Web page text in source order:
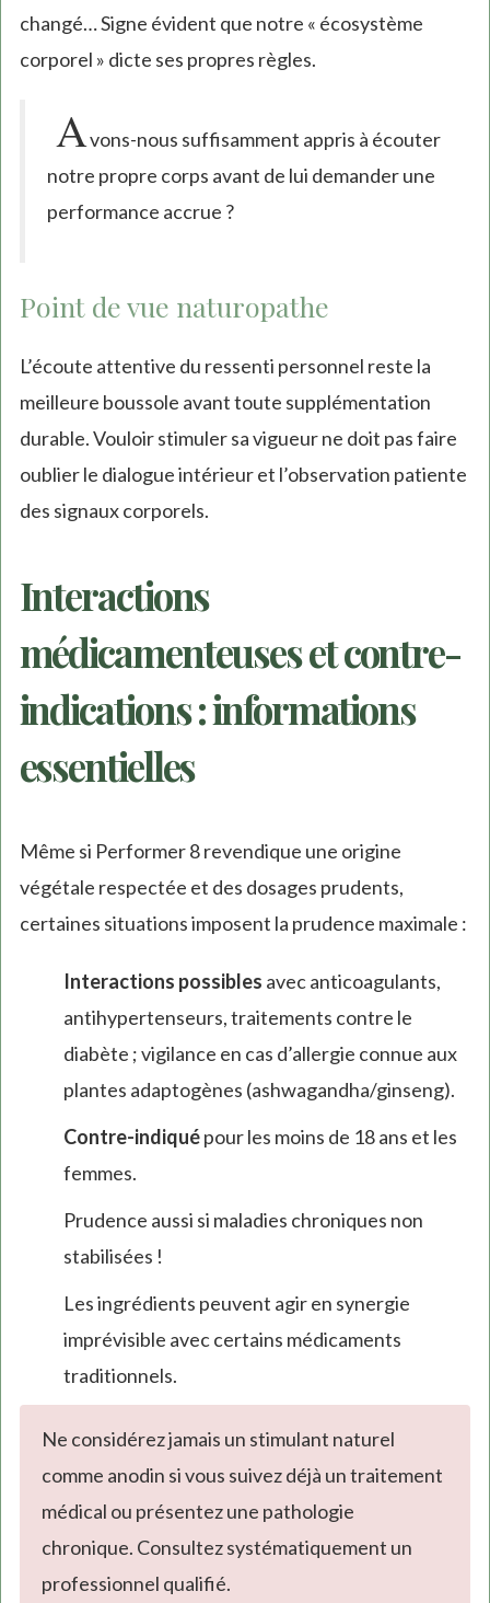
changé… Signe évident que notre « écosystème
corporel » dicte ses propres règles.
Avons-nous suffisamment appris à écouter
notre propre corps avant de lui demander une
performance accrue ?
Point de vue naturopathe
L’écoute attentive du ressenti personnel reste la
meilleure boussole avant toute supplémentation
durable. Vouloir stimuler sa vigueur ne doit pas faire
oublier le dialogue intérieur et l’observation patiente
des signaux corporels.
Interactions
médicamenteuses et contre-
indications : informations
essentielles
Même si Performer 8 revendique une origine
végétale respectée et des dosages prudents,
certaines situations imposent la prudence maximale :
Interactions possibles avec anticoagulants,
antihypertenseurs, traitements contre le
diabète ; vigilance en cas d’allergie connue aux
plantes adaptogènes (ashwagandha/ginseng).
Contre-indiquépour les moins de 18 ans et les
femmes.
Prudence aussi si maladies chroniques non
stabilisées !
Les ingrédients peuvent agir en synergie
imprévisible avec certains médicaments
traditionnels.
Ne considérez jamais un stimulant naturel
comme anodin si vous suivez déjà un traitement
médical ou présentez une pathologie
chronique. Consultez systématiquement un
professionnel qualifié.